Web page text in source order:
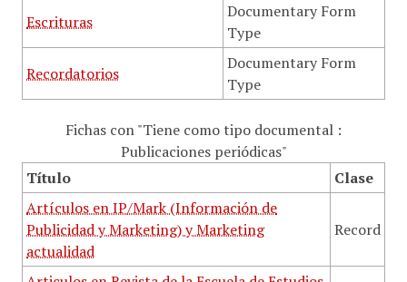
Escrituras
Documentary Form
Type
Recordatorios
Documentary Form
Type
Fichas con "Tiene como tipo documental :
Publicaciones periódicas"
Título
Clase
Artículos en IP/Mark (Información de
Publicidad y Marketing) y Marketing
actualidad
Record